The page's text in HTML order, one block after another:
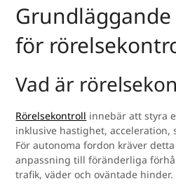
för
Vad är
Rörelsekontroll innebär att styra
inklusive hastighet,
För autonoma fordon kräver
anpassning till föränderliga
trafik, väder och oväntade hinder.